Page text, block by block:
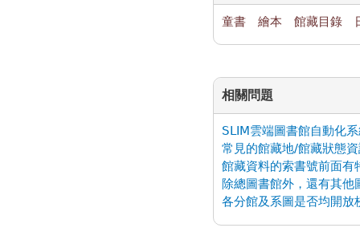
童書 繪本 館藏目錄
相關問題
SLIM雲端圖書館自動化
常見的館藏地/館藏狀態
館藏資料的索書號前面有
除總圖書館外，還有其
各分館及系圖是否均開放